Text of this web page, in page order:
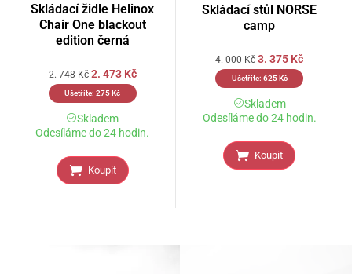
Skládací židle Helinox
Chair One blackout
edition černá
2. 748Kč 2. 473 Kč
Ušetříte: 275Kč
Skladem
Odesíláme do 24 hodin.
Koupit
Skládací stůl NORSE
camp
4. 000Kč 3. 375 Kč
Ušetříte: 625Kč
Skladem
Odesíláme do 24 hodin.
Koupit